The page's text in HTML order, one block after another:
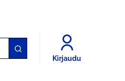
Kirjaudu